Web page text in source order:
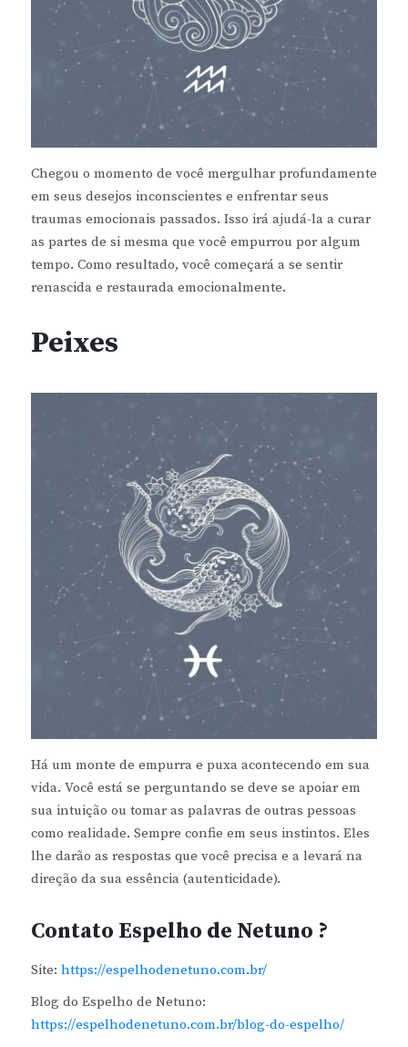
Chegou o momento de você mergulhar profundamente
em seus desejos inconscientes e enfrentar seus
traumas emocionais passados. Isso irá ajudá-la a curar
as partes de si mesma que você empurrou por algum
tempo. Como resultado, você começará a se sentir
renascida e restaurada emocionalmente.
Peixes
Há um monte de empurra e puxa acontecendo em sua
vida. Você está se perguntando se deve se apoiar em
sua intuição ou tomar as palavras de outras pessoas
como realidade. Sempre confie em seus instintos. Eles
lhe darão as respostas que você precisa e a levará na
direção da sua essência (autenticidade).
Contato Espelho de Netuno ?
Site: https://espelhodenetuno.com.br/
Blog do Espelho de Netuno:
https://espelhodenetuno.com.br/blog-do-espelho/